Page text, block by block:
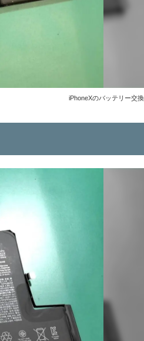
iPhoneXのバッテリー交換